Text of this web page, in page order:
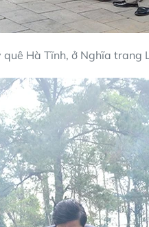
Hà Tĩnh, ở Nghĩa trang